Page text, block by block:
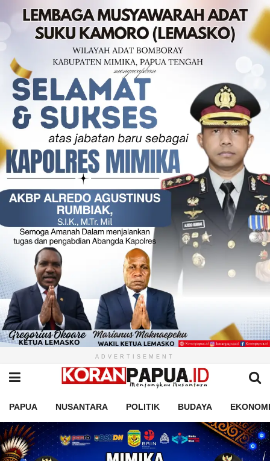
ADVERTISEMENT
PAPUA NUSANTARA POLITIK BUDAYA EKONOMI